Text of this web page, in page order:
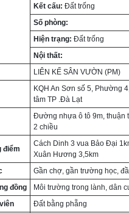
Kết cấu: Đất trống
Số phòng:
Hiện trạng: Đất trống
Nội thất:
LIÊN KẾ SÂN VƯỜN (PM)
KQH An Sơn số 5, Phường
tâm TP .Đà Lạt
Đường nhựa ô tô 9m, thuận
2 chiều
điểm
Cách Dinh 3 vua Bảo Đại
Xuân Hương 3,5km
Gần chợ, gần trường học,
đồng
Môi trường trong lành, dân
Đất bằng phẵng